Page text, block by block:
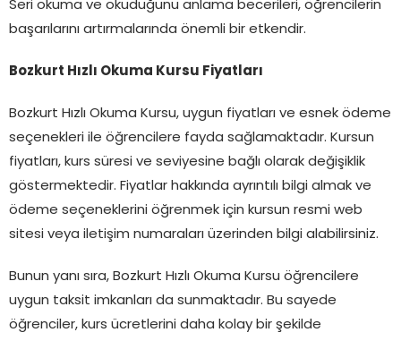
Seri okuma ve okuduğunu anlama becerileri, öğrencilerin
başarılarını artırmalarında önemli bir etkendir.
Bozkurt Hızlı Okuma Kursu Fiyatları
Bozkurt Hızlı Okuma Kursu, uygun fiyatları ve esnek ödeme
seçenekleri ile öğrencilere fayda sağlamaktadır. Kursun
fiyatları, kurs süresi ve seviyesine bağlı olarak değişiklik
göstermektedir. Fiyatlar hakkında ayrıntılı bilgi almak ve
ödeme seçeneklerini öğrenmek için kursun resmi web
sitesi veya iletişim numaraları üzerinden bilgi alabilirsiniz.
Bunun yanı sıra, Bozkurt Hızlı Okuma Kursu öğrencilere
uygun taksit imkanları da sunmaktadır. Bu sayede
öğrenciler, kurs ücretlerini daha kolay bir şekilde